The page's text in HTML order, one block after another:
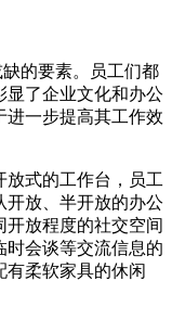
的要素。员工们都
显了企业文化和办公
进一步提高其工作效
放式的工作台，员工
开放、半开放的办公
开放程度的社交空间
时会谈等交流信息的
有柔软家具的休闲